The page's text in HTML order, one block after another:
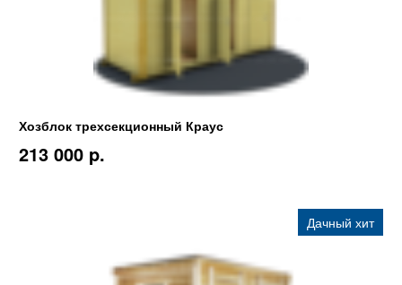
Хозблок трехсекционный Краус
213 000 p.
Дачный хит